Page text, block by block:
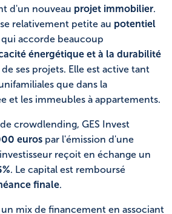
d'un nouveau projet immobilier.
relativement petite au potentiel
qui accorde beaucoup
énergétique et à la durabilité
ses projets. Elle est active tant
que dans la
et les immeubles à appartements.
crowdlending, GES Invest
euros par l'émission d'une
reçoit en échange un
. Le capital est remboursé
finale.
mix de financement en associant